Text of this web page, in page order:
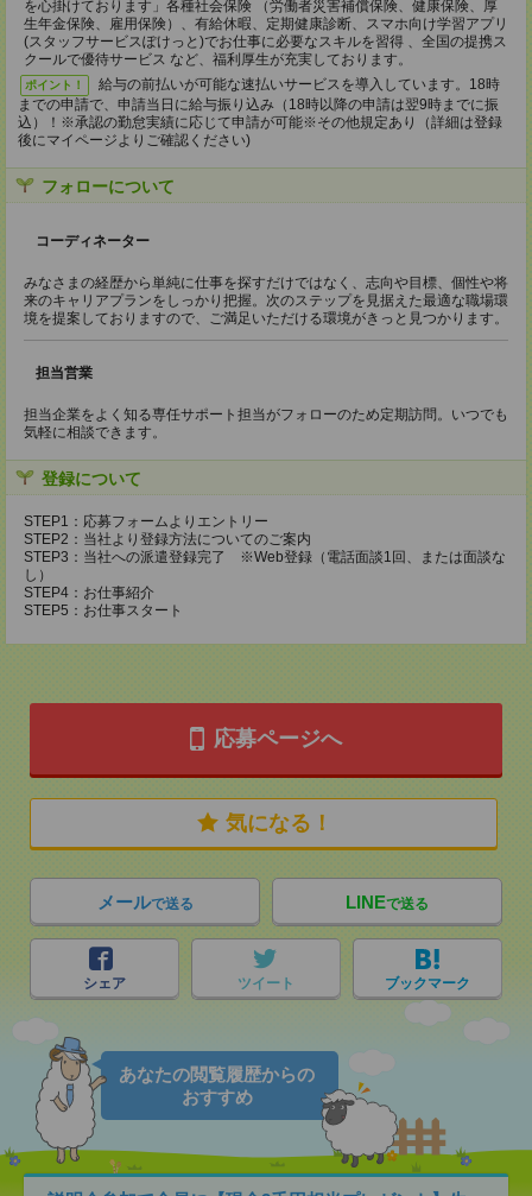
を心掛けております」各種社会保険 （労働者災害補償保険、健康保険、厚
生年金保険、雇用保険）、有給休暇、定期健康診断、スマホ向け学習アプリ
(スタッフサービスぽけっと)でお仕事に必要なスキルを習得 、全国の提携ス
クールで優待サービス など、福利厚生が充実しております。
ポイント！
給与の前払いが可能な速払いサービスを導入しています。18時
までの申請で、申請当日に給与振り込み（18時以降の申請は翌9時までに振
込）！※承認の勤怠実績に応じて申請が可能※その他規定あり（詳細は登録
後にマイページよりご確認ください)
フォローについて
コーディネーター
みなさまの経歴から単純に仕事を探すだけではなく、志向や目標、個性や将
来のキャリアプランをしっかり把握。次のステップを見据えた最適な職場環
境を提案しておりますので、ご満足いただける環境がきっと見つかります。
担当営業
担当企業をよく知る専任サポート担当がフォローのため定期訪問。いつでも
気軽に相談できます。
登録について
STEP1：応募フォームよりエントリー
STEP2：当社より登録方法についてのご案内
STEP3：当社への派遣登録完了 ※Web登録（電話面談1回、または面談な
し）
STEP4：お仕事紹介
STEP5：お仕事スタート
応募ページへ
気になる！
メールで送る LINEで送る
シェア ツイート ブックマーク
あなたの閲覧履歴からの
おすすめ